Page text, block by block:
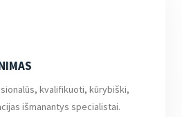
kvalifikuoti, kūrybiški,
išmanantys specialistai.